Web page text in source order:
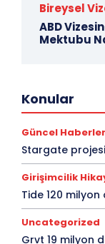
Bireysel
ABD
Mektubu
Konular
Güncel Haberler
Stargate
Girişimcilik
Tide 120 milyon
Uncategorized
Grvt 19 milyon